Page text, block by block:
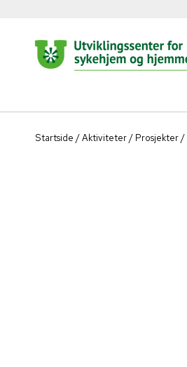
Startside /Aktiviteter/ Prosjekter/